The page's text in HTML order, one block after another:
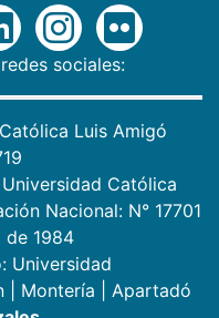
sociales:
Luis Amigó
Universidad Católica
Nacional: N° 17701
de 1984
Universidad
Montería
Apartadó